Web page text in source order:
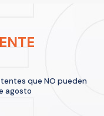
que NO pueden
agosto